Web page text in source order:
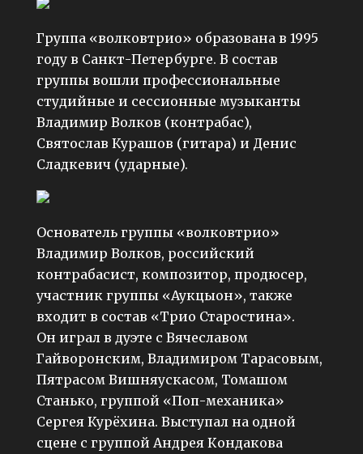
Группа «волковтрио» образована в 1995
году в Санкт-Петербурге. В состав
группы вошли профессиональные
студийные и сессионные музыканты
Владимир Волков (контрабас),
Святослав Курашов (гитара) и Денис
Сладкевич (ударные).
Основатель группы «волковтрио»
Владимир Волков, российский
контрабасист, композитор, продюсер,
участник группы «Аукцыон», также
входит в состав «Трио Старостина».
Он играл в дуэте с Вячеславом
Гайворонским, Владимиром Тарасовым,
Пятрасом Вишняускасом, Томашом
Станько, группой «Поп-механика»
Сергея Курёхина. Выступал на одной
сцене с группой Андрея Кондакова